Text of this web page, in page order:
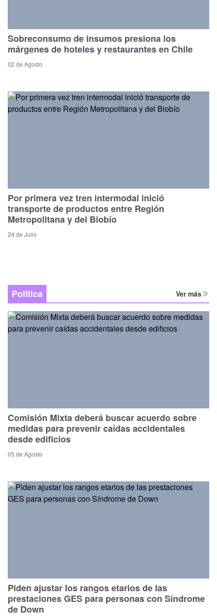
Sobreconsumo de insumos presiona los
márgenes de hoteles y restaurantes en Chile
02 de Agosto
Por primera vez tren intermodal inició
transporte de productos entre Región
Metropolitana y del Biobío
24 de Julio
Política Ver más
Comisión Mixta deberá buscar acuerdo sobre
medidas para prevenir caídas accidentales
desde edificios
05 de Agosto
Piden ajustar los rangos etarios de las
prestaciones GES para personas con Síndrome
de Down